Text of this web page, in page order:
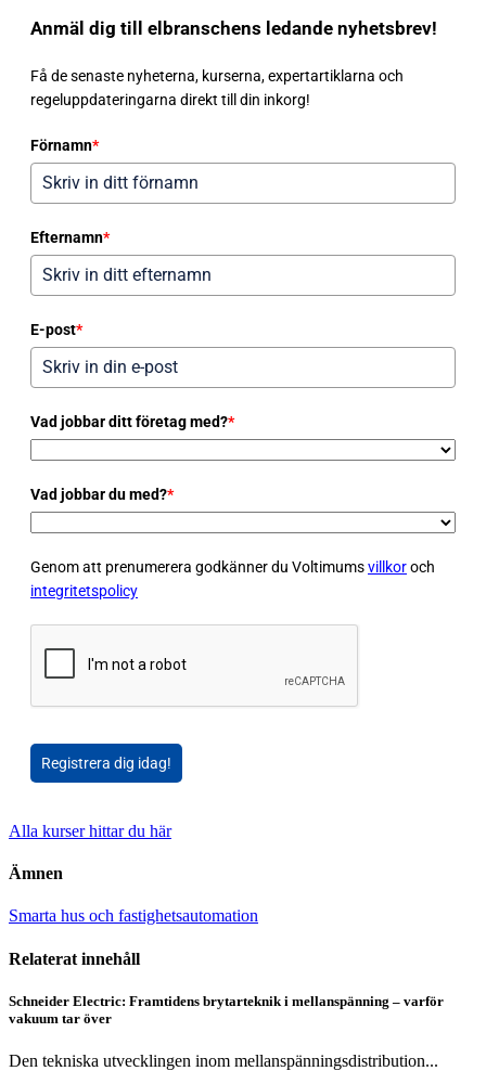
Anmäl dig till elbranschens ledande nyhetsbrev!
Få de senaste nyheterna, kurserna, expertartiklarna och
regeluppdateringarna direkt till din inkorg!
Förnamn*
Efternamn*
E-post*
Vad jobbar ditt företag med?*
Vad jobbar du med?*
Genom att prenumerera godkänner du Voltimumsvillkoroch
integritetspolicy
Registrera dig idag!
Alla kurser hittar du här
Ämnen
Smarta hus och fastighetsautomation
Relaterat innehåll
Schneider Electric: Framtidens brytarteknik i mellanspänning – varför
vakuum tar över
Den tekniska utvecklingen inom mellanspänningsdistribution...